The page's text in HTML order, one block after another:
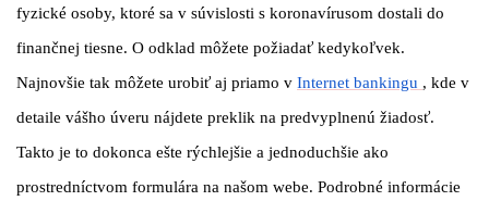
fyzické osoby, ktoré sa v súvislosti s koronavírusom dostali do
finančnej tiesne. O odklad môžete požiadať kedykoľvek.
Najnovšie tak môžete urobiť aj priamo v Internet bankingu , kde v
detaile vášho úveru nájdete preklik na predvyplnenú žiadosť.
Takto je to dokonca ešte rýchlejšie a jednoduchšie ako
prostredníctvom formulára na našom webe. Podrobné informácie